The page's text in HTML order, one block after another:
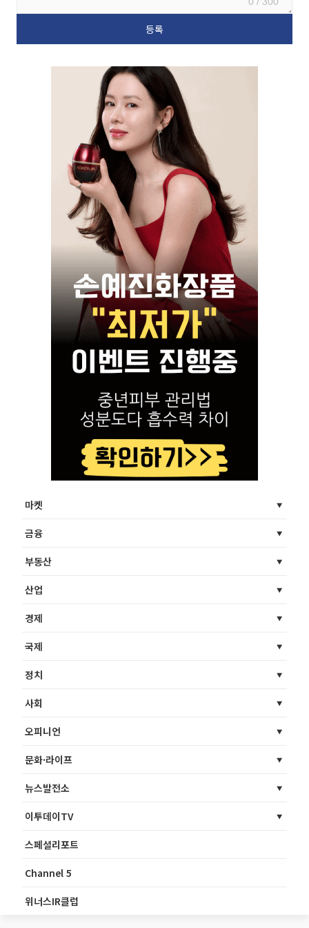
마켓
금융
부동산
산업
경제
국제
정치
사회
오피니언
문화·라이프
뉴스발전소
이투데이TV
스페셜리포트
Channel 5
위너스IR클럽